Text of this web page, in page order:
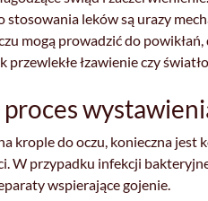
stosowania leków są urazy
mogą prowadzić do
przewlekłe łzawienie czy
krople do oczu, konieczna
W przypadku infekcji
wspierające gojenie.